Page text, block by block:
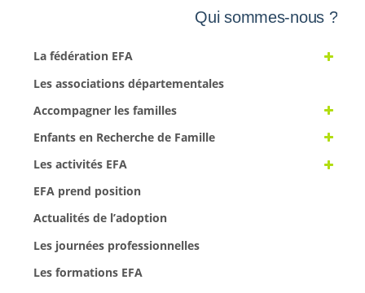
Qui sommes-nous ?
La fédération EFA
Les associations départementales
Accompagner les familles
Enfants en Recherche de Famille
Les activités EFA
EFA prend position
Actualités de l’adoption
Les journées professionnelles
Les formations EFA